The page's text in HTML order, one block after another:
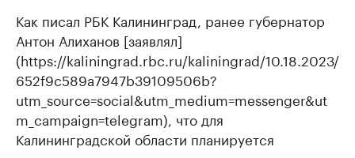
Как писал РБК Калининград, ранее губернатор
Антон Алиханов [заявлял]
(https://kaliningrad.rbc.ru/kaliningrad/10.18.2023/
652f9c589a7947b39109506b?
utm_source=social&utm_medium=messenger&ut
m_campaign=telegram), что для
Калининградской области планируется